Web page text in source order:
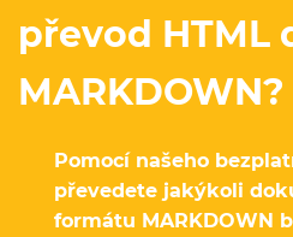
převod HTML
MARKDOWN?
Pomocí našeho
převedete jakýkoli
formátu MARKDOWN